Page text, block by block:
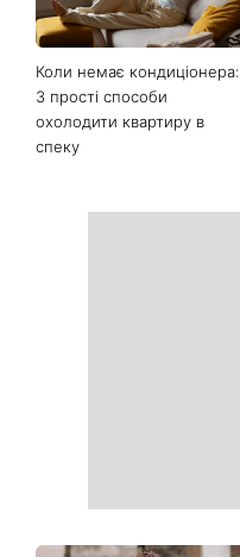
Коли немає кондиціонера:
3 прості способи
охолодити квартиру в
спеку